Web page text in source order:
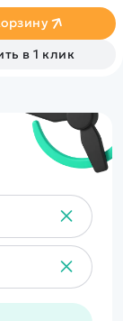
с
двери,
делают
в 1 клик